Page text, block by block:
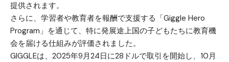
提供されます。
さらに、学習者や教育者を報酬で支援する「Giggle Hero
Program」を通じて、特に発展途上国の子どもたちに教育機
会を届ける仕組みが評価されました。
GIGGLEは、2025年9月24日に28ドルで取引を開始し、10月